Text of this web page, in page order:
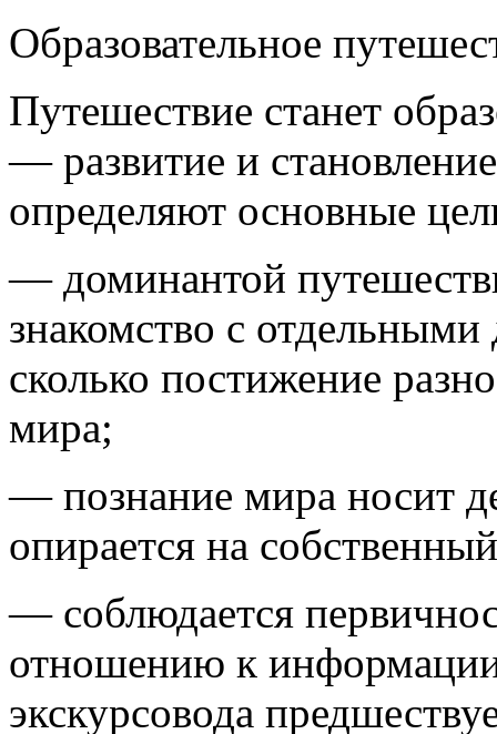
Образовательное
Путешествие станет
— развитие и
определяют основные
— доминантой
знакомство с
сколько постижение
мира;
— познание мира носит
опирается на
— соблюдается
отношению к
экскурсовода